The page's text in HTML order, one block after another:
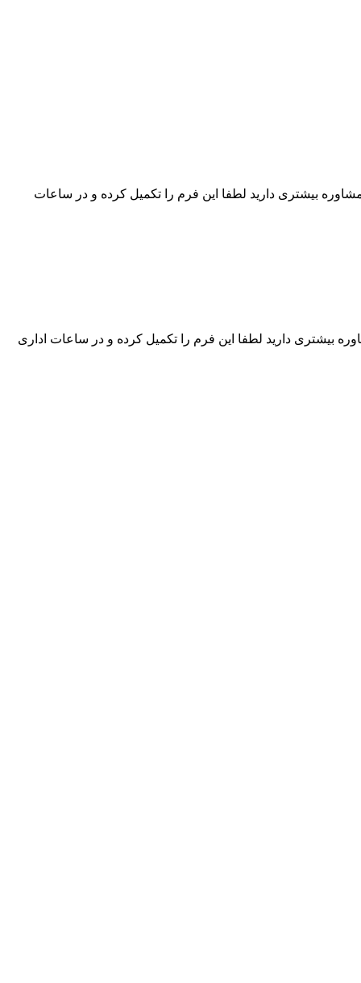
بیشتری دارید لطفا این فرم را تکمیل کرده و در ساعات
بیشتری دارید لطفا این فرم را تکمیل کرده و در ساعات اداری